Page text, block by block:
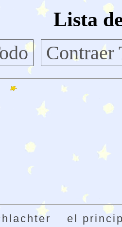
Lista
Contraer
el